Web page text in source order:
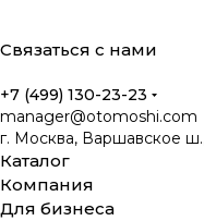
Связаться с нами
+7 (499) 130-23-23
manager@otomoshi.com
г. Москва, Варшавское ш.,
Каталог
Компания
Для бизнеса